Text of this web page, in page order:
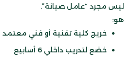
ليس مجرد “عامل صيانة”.
هو:
خريج كلية تقنية أو فني معتمد
خضع لتدريب داخلي 6 أسابيع